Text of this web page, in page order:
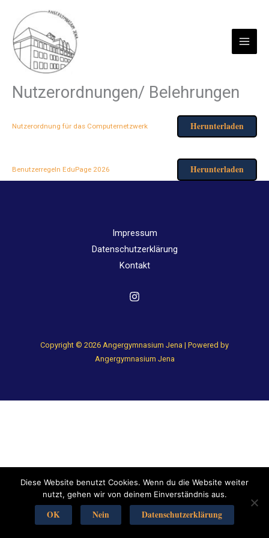
Inhalt
springen
Nutzerordnungen/ Belehrungen
Nutzerordnung für das Computernetzwerk Herunterladen
Benutzerregeln EduPage 2026 Herunterladen
Impressum
Datenschutzerklärung
Kontakt
Copyright © 2026 Angergymnasium Jena | Powered by
Angergymnasium Jena
Diese Website benutzt Cookies. Wenn du die Website weiter
nutzt, gehen wir von deinem Einverständnis aus.
OK Nein Datenschutzerklärung